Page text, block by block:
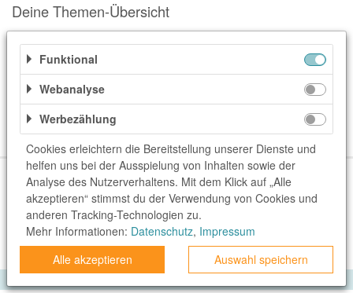
OTTO Office
Udemy
HappyKeks
SNIPES
Click & Boat
Lidl
BOGNER
XXXLutz
BADER
Deine Themen-Übersicht
Weitere Informationen
Kategorien
Über uns Unser Team FAQ blog.rewardo.de
Kontakt
Shops
Sonderaktionen Kategorien
Beste Gutscheine
Neueste Gutscheine
Top Gutscheine
rewardo.ch
rewardo.at
Funktional
Webanalyse
Werbezählung
Cookies erleichtern die Bereitstellung unserer Dienste und
helfen uns bei der Ausspielung von Inhalten sowie der
Analyse des Nutzerverhaltens. Mit dem Klick auf „Alle
akzeptieren“ stimmst du der Verwendung von Cookies und
anderen Tracking-Technologien zu.
Mehr Informationen: Datenschutz, Impressum
Alle akzeptieren
Auswahl speichern